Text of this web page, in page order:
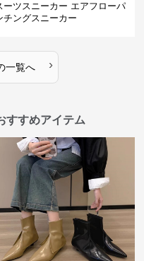
ーツスニーカー エアフローパ
チングスニーカー
一覧へ ›
すすめアイテム